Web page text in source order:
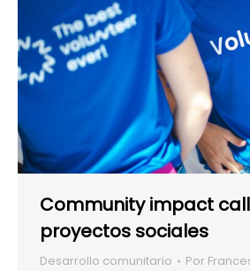
Community impact
proyectos sociales
Desarrollo comunitario Por